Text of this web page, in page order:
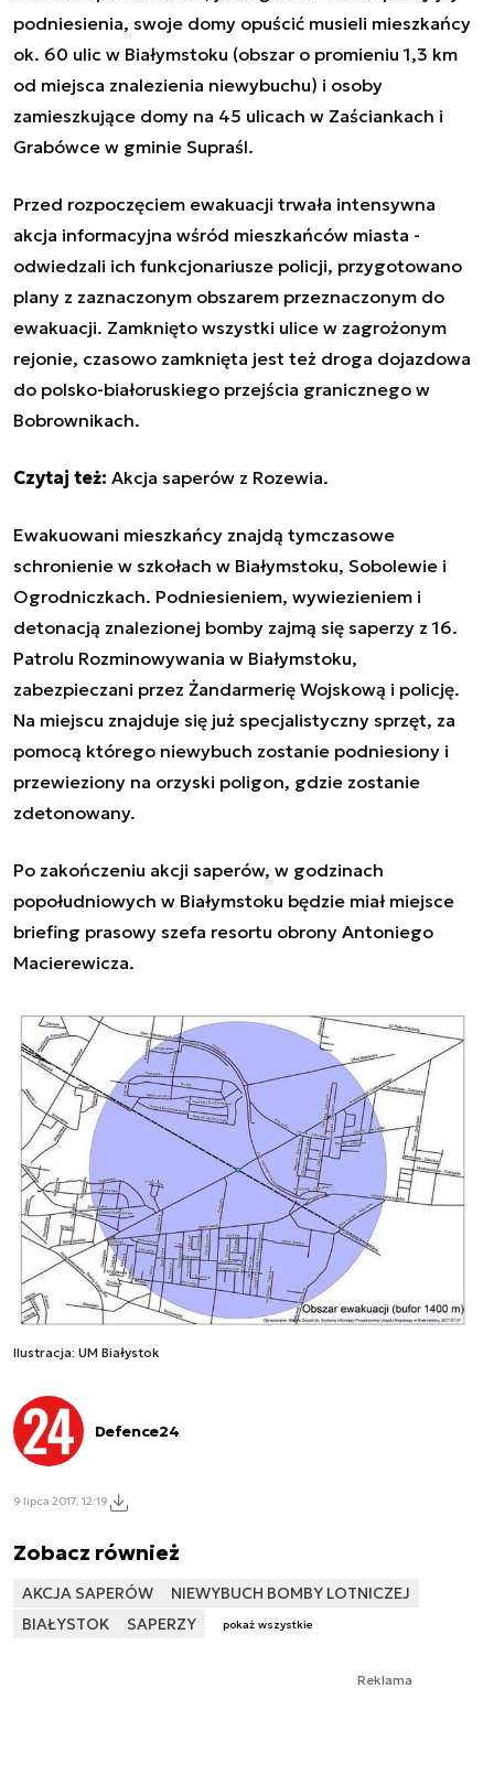
podniesienia, swoje domy opuścić musieli mieszkańcy
ok. 60 ulic w Białymstoku (obszar o promieniu 1,3 km
od miejsca znalezienia niewybuchu) i osoby
zamieszkujące domy na 45 ulicach w Zaściankach i
Grabówce w gminie Supraśl.
Przed rozpoczęciem ewakuacji trwała intensywna
akcja informacyjna wśród mieszkańców miasta -
odwiedzali ich funkcjonariusze policji, przygotowano
plany z zaznaczonym obszarem przeznaczonym do
ewakuacji. Zamknięto wszystki ulice w zagrożonym
rejonie, czasowo zamknięta jest też droga dojazdowa
do polsko-białoruskiego przejścia granicznego w
Bobrownikach.
Czytaj też: Akcja saperów z Rozewia.
Ewakuowani mieszkańcy znajdą tymczasowe
schronienie w szkołach w Białymstoku, Sobolewie i
Ogrodniczkach. Podniesieniem, wywiezieniem i
detonacją znalezionej bomby zajmą się saperzy z 16.
Patrolu Rozminowywania w Białymstoku,
zabezpieczani przez Żandarmerię Wojskową i policję.
Na miejscu znajduje się już specjalistyczny sprzęt, za
pomocą którego niewybuch zostanie podniesiony i
przewieziony na orzyski poligon, gdzie zostanie
zdetonowany.
Po zakończeniu akcji saperów, w godzinach
popołudniowych w Białymstoku będzie miał miejsce
briefing prasowy szefa resortu obrony Antoniego
Macierewicza.
Ilustracja: UM Białystok
Defence24
9 lipca 2017, 12:19
Zobacz również
AKCJA SAPERÓW
NIEWYBUCH BOMBY LOTNICZEJ
BIAŁYSTOK
SAPERZY pokaż wszystkie
Reklama